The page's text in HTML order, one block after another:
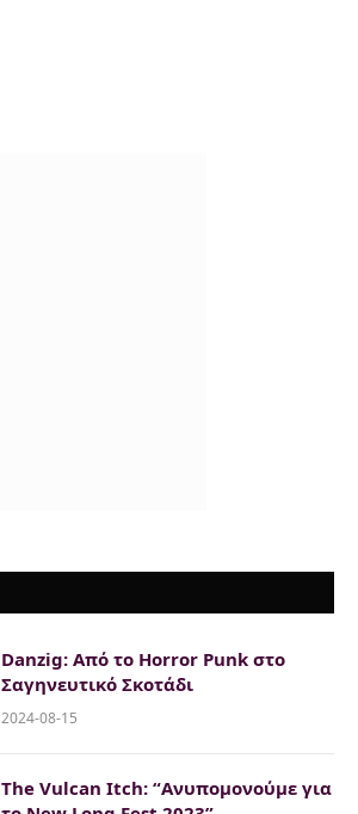
Danzig: Από το Horror Punk στο
Σαγηνευτικό Σκοτάδι
2024-08-15
The Vulcan Itch: “Ανυπομονούμε για